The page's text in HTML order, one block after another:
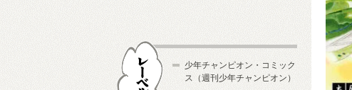
少年チャンピオン・コミック
ス（週刊少年チャンピオン）